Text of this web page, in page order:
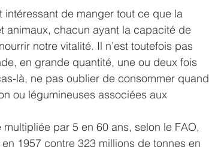
de manger tout ce que la
animaux, chacun ayant la capacité de
notre vitalité. Il n’est toutefois pas
en grande quantité, une ou deux fois
là, ne pas oublier de consommer quand
ou légumineuses associées aux
par 5 en 60 ans, selon le FAO,
1957 contre 323 millions de tonnes en